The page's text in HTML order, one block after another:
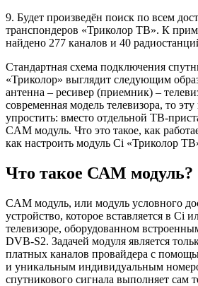
9. Будет произведён поиск по всем
транспондеров «Триколор ТВ». К
найдено 277 каналов и 40
Стандартная схема подключения
«Триколор» выглядит следующим
антенна – ресивер (приемник) –
современная модель телевизора, то
упростить: вместо отдельной ТВ-
CAM модуль. Что это такое, как
как настроить модуль Ci «Триколор
Что такое САМ модуль?
CAM модуль, или модуль условного
устройство, которое вставляется в Ci
телевизоре, оборудованном
DVB-S2. Задачей модуля является
платных каналов провайдера с
и уникальным индивидуальным
спутникового сигнала выполняет сам